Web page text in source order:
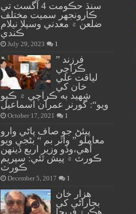
سنڌ حڪومت 4 آگسٽ تي
ڪارونجهر سميت مختلف
ضلعن ۾ معدني وسيلا نيلام
ڪندي
July 29, 2023 1
” فرزند
ڪراچي
لياقت علي
خان کي
شهيد به ڪراچي ۾ ڪيو
ويو“: گورنر عمران اسماعيل
October 17, 2021 1
پيئڻ جو صاف پاڻي وارو
معاملو ” واٽر بم “ بڻجي ويو
آهي،وڏو وزير اربع ڏينهن
ڪورٽ ۾ پيش ٿئي: سپريم
ڪورٽ
December 5, 2017 1
هزار خان
بجاراڻي کي
هڪ ۽ فريحا